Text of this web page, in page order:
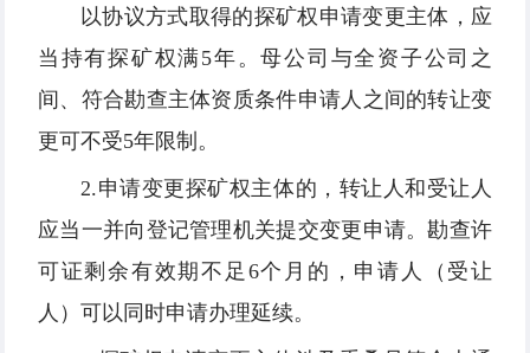
以协议方式取得的探矿权申请变更主体，应
当持有探矿权满5年。母公司与全资子公司之
间、符合勘查主体资质条件申请人之间的转让变
更可不受5年限制。
2.申请变更探矿权主体的，转让人和受让人
应当一并向登记管理机关提交变更申请。勘查许
可证剩余有效期不足6个月的，申请人（受让
人）可以同时申请办理延续。